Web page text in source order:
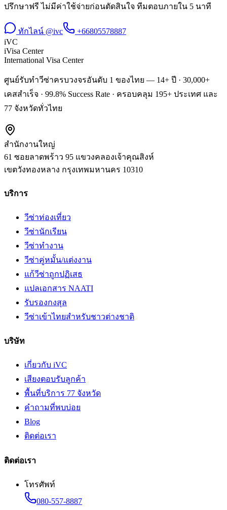
ปรึกษาฟรี ไม่มีค่าใช้จ่ายก่อนตัดสินใจ ทีมตอบภายใน 5 นาที
ทักไลน์ @ivc
+66805578887
iVC
iVisa Center
International Visa Center
ศูนย์รับทำวีซ่าครบวงจรอันดับ 1 ของไทย — 14+ ปี · 30,000+
เคสสำเร็จ · 99.8% Success Rate · ครอบคลุม 195+ ประเทศ และ
77 จังหวัดทั่วไทย
สำนักงานใหญ่
61 ซอยลาดพร้าว 95 แขวงคลองเจ้าคุณสิงห์
เขตวังทองหลาง กรุงเทพมหานคร 10310
บริการ
วีซ่าท่องเที่ยว
วีซ่านักเรียน
วีซ่าทำงาน
วีซ่าคู่หมั้น/แต่งงาน
แก้วีซ่าถูกปฏิเสธ
แปลเอกสาร NAATI
รับรองกงสุล
วีซ่าเข้าไทยสำหรับชาวต่างชาติ
บริษัท
เกี่ยวกับ iVC
เสียงตอบรับลูกค้า
พื้นที่บริการ 77 จังหวัด
คำถามที่พบบ่อย
Blog
ติดต่อเรา
ติดต่อเรา
โทรศัพท์
080-557-8887